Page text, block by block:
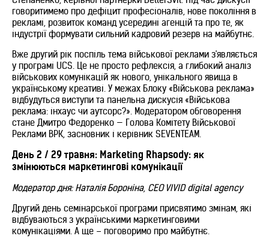
говоритимемо про дефіцит професіоналів, нове покоління в
рекламі, розвиток команд усередині агенцій та про те, як
індустрії формувати сильний кадровий резерв на майбутнє.
Вже другий рік поспіль тема військової реклами з'являється
у програмі UCS. Це не просто рефлексія, а глибокий аналіз
військових комунікацій як нового, унікального явища в
українському креативі. У межах Блоку «Військова реклама»
відбудуться виступи та панельна дискусія «Військова
реклама: інхаус чи аутсорс?». Модератором обговорення
стане Дмитро Федоренко — Голова Комітету Військової
Реклами ВРК, засновник і керівник SEVENTEAM.
День 2 / 29 травня: Marketing Rhapsody: як
змінюються маркетингові комунікації
Модератор дня: Наталія Бороніна, CEO VIVID digital agency
Другий день семінарської програми присвятимо змінам, які
відбуваються з українськими маркетинговими
комунікаціями. А ще – поговоримо про майбутнє.